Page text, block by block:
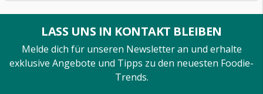
LASS UNS IN KONTAKT BLEIBEN
Melde dich für unseren Newsletter an und erhalte
exklusive Angebote und Tipps zu den neuesten Foodie-
Trends.